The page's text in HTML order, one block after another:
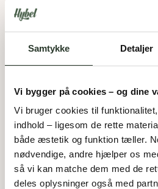
Samtykke Detaljer
Vi bygger på cookies – og dine
Vi bruger cookies til
indhold – ligesom de rette
både æstetik og funktion tæller.
nødvendige, andre hjælper os
så vi kan matche dem med de
deles oplysninger også med
V 172-B